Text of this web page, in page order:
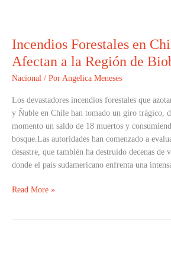
Incendios Forestales en
Afectan a la Región de
Nacional / Por Angelica Meneses
Los devastadores incendios forestales que
y Ñuble en Chile han tomado un giro trágico,
momento un saldo de 18 muertos y
bosque.Las autoridades han comenzado a
desastre, que también ha destruido decenas de
donde el país sudamericano enfrenta una
en
Chile:
¿Cómo
Afectan
Región
Biobío?
Read More »